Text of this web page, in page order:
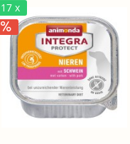
17 x